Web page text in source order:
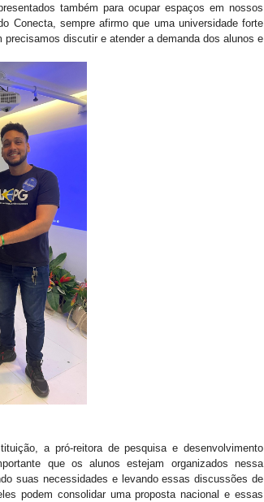
também para ocupar espaços em nossos
Conecta, sempre afirmo que uma universidade forte
discutir e atender a demanda dos alunos e
a pró-reitora de pesquisa e desenvolvimento
que os alunos estejam organizados nessa
suas necessidades e levando essas discussões de
podem consolidar uma proposta nacional e essas